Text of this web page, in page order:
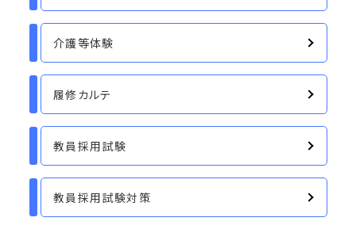
介護等体験
履修カルテ
教員採用試験
教員採用試験対策